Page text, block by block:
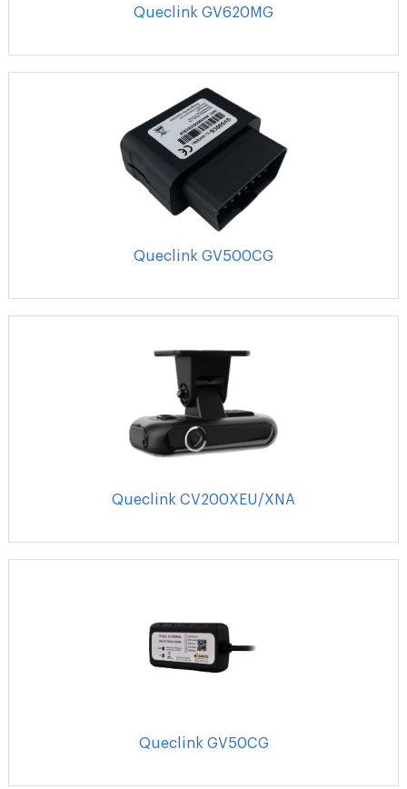
Queclink GV620MG
Queclink GV500CG
Queclink CV200XEU/XNA
Queclink GV50CG